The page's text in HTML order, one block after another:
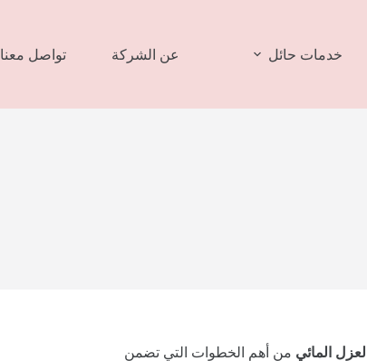
خدمات حائل عن الشركة تواصل معنا
العزل المائي من أهم الخطوات التي تضمن